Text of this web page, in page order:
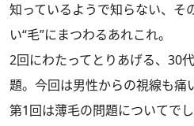
知っているようで知らない、そ
い“毛”にまつわるあれこれ。
2回にわたってとりあげる、30
題。今回は男性からの視線も痛
第1回は薄毛の問題についてで